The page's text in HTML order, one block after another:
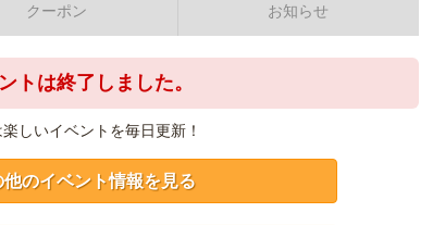
クーポン お知らせ
トは終了しました。
しいイベントを毎日更新！
他のイベント情報を見る